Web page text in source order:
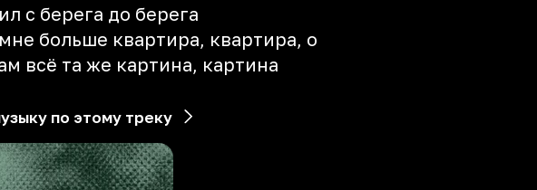
с берега до берега
больше квартира, квартира, о
всё та же картина, картина
по этому треку